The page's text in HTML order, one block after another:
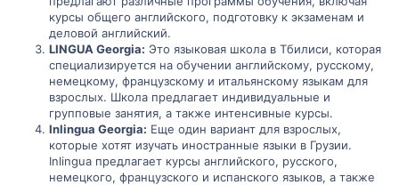
курсы общего английского, подготовку к экзаменам и
деловой английский.
LINGUA Georgia: Это языковая школа в Тбилиси, которая
специализируется на обучении английскому, русскому,
немецкому, французскому и итальянскому языкам для
взрослых. Школа предлагает индивидуальные и
групповые занятия, а также интенсивные курсы.
Inlingua Georgia: Еще один вариант для взрослых,
которые хотят изучать иностранные языки в Грузии.
Inlingua предлагает курсы английского, русского,
немецкого, французского и испанского языков, а также